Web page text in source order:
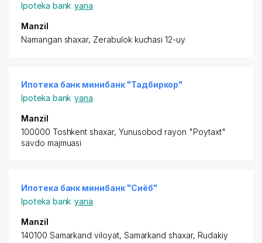
Ipoteka bank yana
Manzil
Namangan shaxar, Zerabulok kuchasi 12-uy
Ипотека банк минибанк "Тадбиркор"
Ipoteka bank yana
Manzil
100000 Toshkent shaxar, Yunusobod rayon "Poytaxt"
savdo majmuasi
Ипотека банк минибанк "Сиёб"
Ipoteka bank yana
Manzil
140100 Samarkand viloyat, Samarkand shaxar, Rudakiy